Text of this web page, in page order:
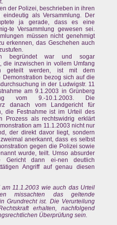
der Polizei, beschrieben in ihren
eindeutig als Versammlung. Der
ja gerade, dass es eine
te Versammlung gewesen sei.
müssen nicht genehmigt
erkennen, das Geschehen auch
begründet war und sogar
die inzwischen in vollem Umfang
geteilt werden, ist mit dem
Demonstration bezog sich auf die
in der Ludwigstr. 11
am 9.1.2003 in Grünberg
vom 9.-10.1.2003. Die
danach vom Landgericht für
die Festnahme ist im Urteil des
Prozess als rechtswidrig erklärt
am 11.1.2003 nicht nur
der direkt davor liegt, sondern
anerkannt, dass es selbst
gegen die Polizei sowie
wurde, teilt. Umso absurder
Gericht dann ei-nen deutlich
Angriff auf genau diesen
11.1.2003 wie auch das Urteil
missachten das geltende
Grundrecht ist. Die Verurteilung
erhalten, nachfolgend
Überprüfung sein.